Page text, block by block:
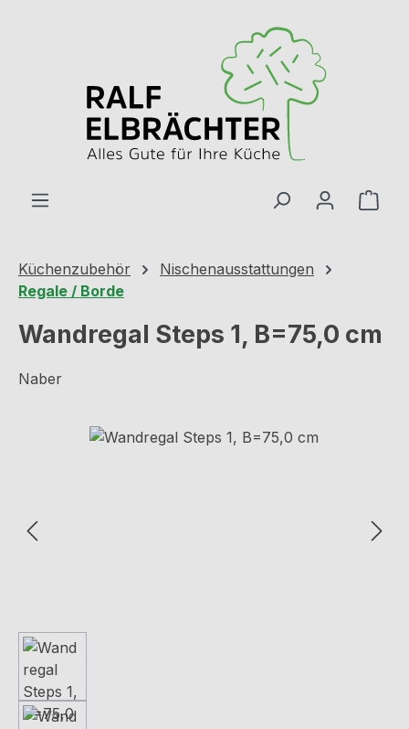
Küchenzubehör
Nischenausstattungen
Regale / Borde
Wandregal Steps 1, B=75,0 cm
Naber
Bildergalerie überspringen